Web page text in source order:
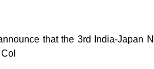
that the 3rd India-Japan